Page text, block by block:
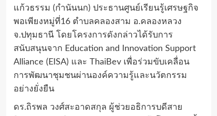
แก้วธรรม (กำนันนก) ประธานศูนย์เรียนรู้เศรษฐกิจ
พอเพียงหมู่ที่16 ตำบลคลองสาม อ.คลองหลวง
จ.ปทุมธานี โดยโครงการดังกล่าวได้รับการ
สนับสนุนจาก Education and Innovation Support
Alliance (EISA) และ ThaiBev เพื่อร่วมขับเคลื่อน
การพัฒนาชุมชนผ่านองค์ความรู้และนวัตกรรม
อย่างยั่งยืน
ดร.ถิรพล วงศ์สะอาดสกุล ผู้ช่วยอธิการบดีสาย